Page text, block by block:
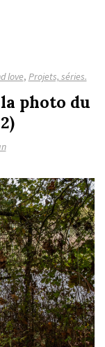
love, Projets, séries.
photo du